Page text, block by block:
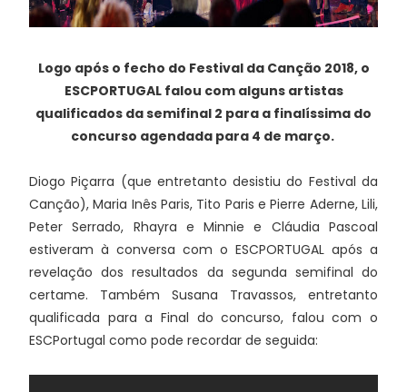
Logo após o fecho do Festival da Canção 2018, o
ESCPORTUGAL falou com alguns artistas
qualificados da semifinal 2 para a finalíssima do
concurso agendada para 4 de março.
Diogo Piçarra (que entretanto desistiu do Festival da
Canção), Maria Inês Paris, Tito Paris e Pierre Aderne, Lili,
Peter Serrado, Rhayra e Minnie e Cláudia Pascoal
estiveram à conversa com o ESCPORTUGAL após a
revelação dos resultados da segunda semifinal do
certame. Também Susana Travassos, entretanto
qualificada para a Final do concurso, falou com o
ESCPortugal como pode recordar de seguida: